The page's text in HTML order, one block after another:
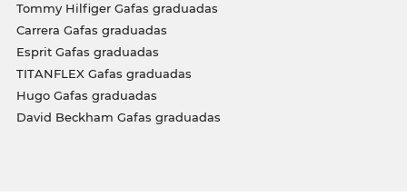
Tommy Hilfiger Gafas graduadas
Carrera Gafas graduadas
Esprit Gafas graduadas
TITANFLEX Gafas graduadas
Hugo Gafas graduadas
David Beckham Gafas graduadas